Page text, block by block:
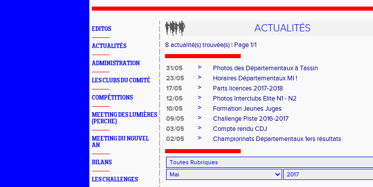
EDITOS
ACTUALITÉS
ADMINISTRATION
LES CLUBS DU COMITÉ
COMPÉTITIONS
MEETING DES LUMIÈRES
(PERCHE)
MEETING DU NOUVEL
AN
BILANS
LES CHALLENGES
ACTUALITÉS
8 actualité(s) trouvée(s) | Page 1/1
31/05 >
Photos des Départementaux à Tassin
23/05
>
Horaires Départementaux MI !
17/05
>
Parts licences 2017-2018
12/05
>
Photos Interclubs Elite N1 - N2
10/05
>
Formation Jeunes Juges
09/05
>
Challenge Piste 2016-2017
03/05
>
Compte rendu CDJ
02/05
> Championnats Départementaux 1ers résultats